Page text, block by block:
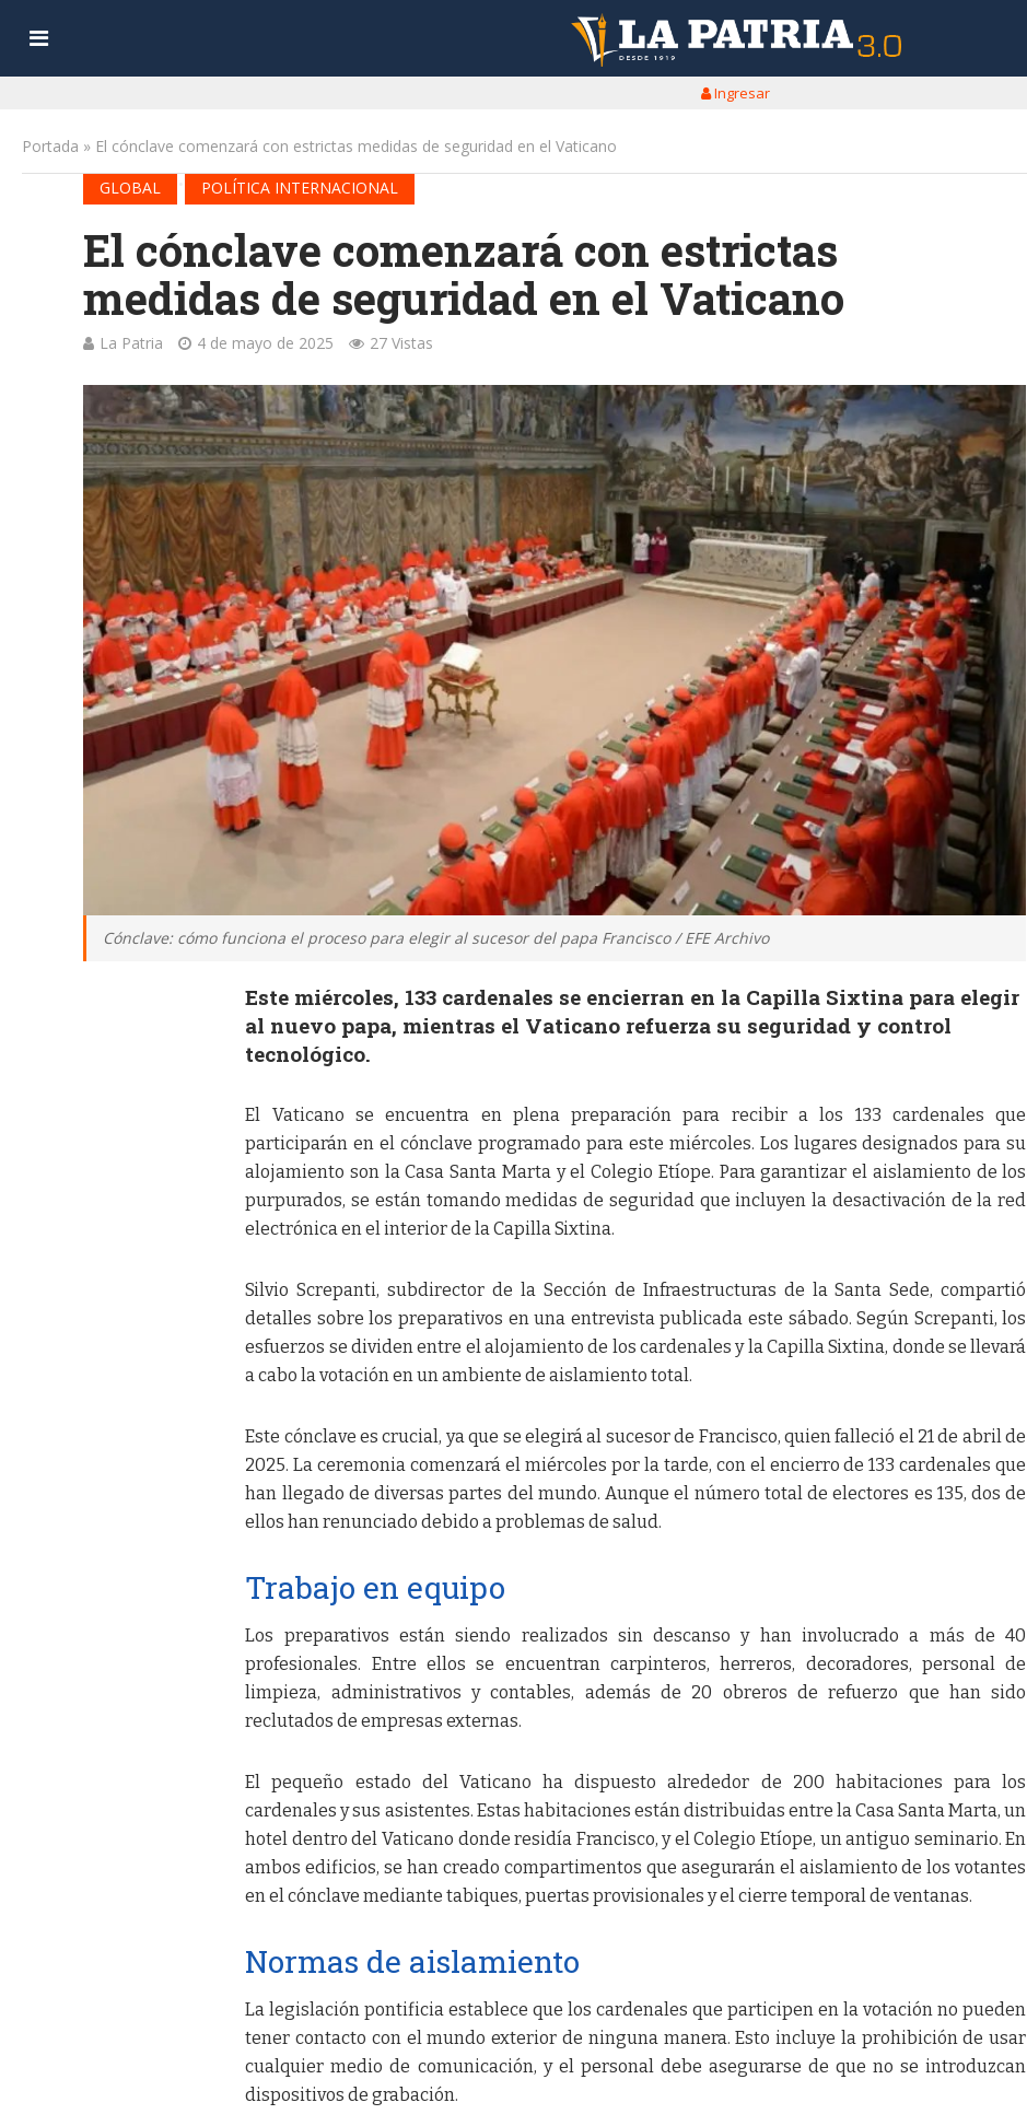
Ingresar
Portada » El cónclave comenzará con estrictas medidas de seguridad en el Vaticano
GLOBAL
POLÍTICA INTERNACIONAL
El cónclave comenzará con estrictas
medidas de seguridad en el Vaticano
La Patria 4 de mayo de 2025 27 Vistas
Cónclave: cómo funciona el proceso para elegir al sucesor del papa Francisco / EFE Archivo
Este miércoles, 133 cardenales se encierran en la Capilla Sixtina para elegir
al nuevo papa, mientras el Vaticano refuerza su seguridad y control
tecnológico.
El Vaticano se encuentra en plena preparación para recibir a los 133 cardenales que
participarán en el cónclave programado para este miércoles. Los lugares designados para su
alojamiento son la Casa Santa Marta y el Colegio Etíope. Para garantizar el aislamiento de los
purpurados, se están tomando medidas de seguridad que incluyen la desactivación de la red
electrónica en el interior de la Capilla Sixtina.
Silvio Screpanti, subdirector de la Sección de Infraestructuras de la Santa Sede, compartió
detalles sobre los preparativos en una entrevista publicada este sábado. Según Screpanti, los
esfuerzos se dividen entre el alojamiento de los cardenales y la Capilla Sixtina, donde se llevará
a cabo la votación en un ambiente de aislamiento total.
Este cónclave es crucial, ya que se elegirá al sucesor de Francisco, quien falleció el 21 de abril de
2025. La ceremonia comenzará el miércoles por la tarde, con el encierro de 133 cardenales que
han llegado de diversas partes del mundo. Aunque el número total de electores es 135, dos de
ellos han renunciado debido a problemas de salud.
Trabajo en equipo
Los preparativos están siendo realizados sin descanso y han involucrado a más de 40
profesionales. Entre ellos se encuentran carpinteros, herreros, decoradores, personal de
limpieza, administrativos y contables, además de 20 obreros de refuerzo que han sido
reclutados de empresas externas.
El pequeño estado del Vaticano ha dispuesto alrededor de 200 habitaciones para los
cardenales y sus asistentes. Estas habitaciones están distribuidas entre la Casa Santa Marta, un
hotel dentro del Vaticano donde residía Francisco, y el Colegio Etíope, un antiguo seminario. En
ambos edificios, se han creado compartimentos que asegurarán el aislamiento de los votantes
en el cónclave mediante tabiques, puertas provisionales y el cierre temporal de ventanas.
Normas de aislamiento
La legislación pontificia establece que los cardenales que participen en la votación no pueden
tener contacto con el mundo exterior de ninguna manera. Esto incluye la prohibición de usar
cualquier medio de comunicación, y el personal debe asegurarse de que no se introduzcan
dispositivos de grabación.